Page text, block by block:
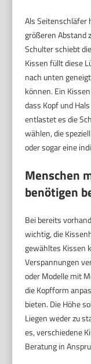
Als Seitenschläfer
größeren Abstand
Schulter schiebt
Kissen füllt diese
nach unten
können. Ein
dass Kopf und
entlastet es die
wählen, die
oder sogar eine
Menschen
benötigen
Bei bereits
wichtig, die
gewähltes Kissen
Verspannungen
oder Modelle mit
die Kopfform
bieten. Die Höhe
Liegen weder zu
es, verschiedene
Beratung in